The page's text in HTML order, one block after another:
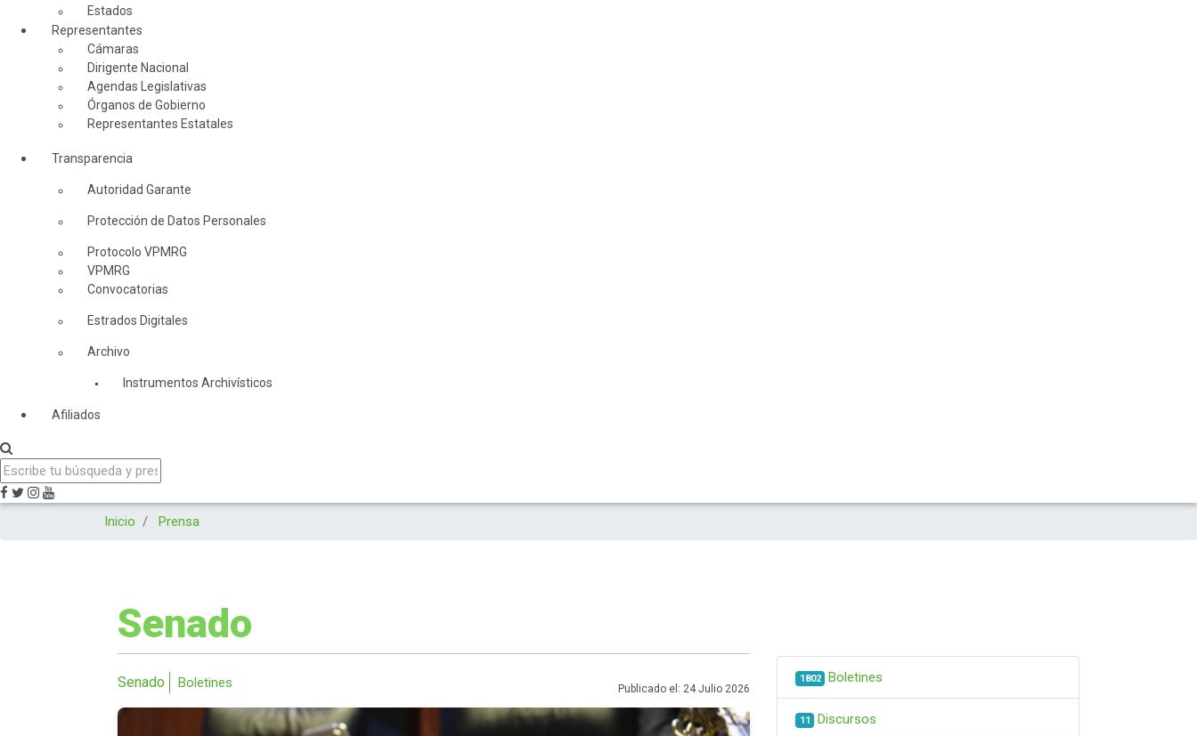
Estados
Representantes
Cámaras
Dirigente Nacional
Agendas Legislativas
Órganos de Gobierno
Representantes Estatales
Transparencia
Autoridad Garante
Protección de Datos Personales
Protocolo VPMRG
VPMRG
Convocatorias
Estrados Digitales
Archivo
Instrumentos Archivísticos
Afiliados
Inicio Prensa
Senado
Senado Boletines Publicado el: 24 Julio 2026
1802 Boletines
11 Discursos